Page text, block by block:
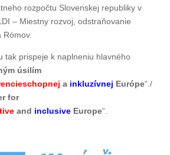
rozpočtu Slovenskej republiky v
– Miestny rozvoj, odstraňovanie
Rómov.
tak prispeje k naplneniu hlavného
úsilím
a inkluzívnej Európe“./
for
and inclusiveEurope“.